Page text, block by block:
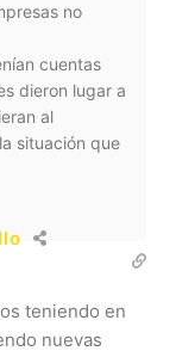
no
cuentas
dieron lugar a
al
situación que
teniendo en
nuevas